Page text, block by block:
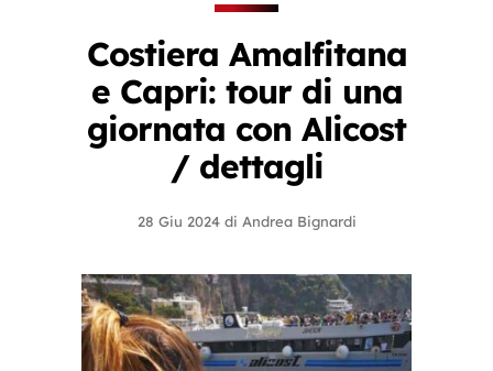
Costiera Amalfitana
e Capri: tour di una
giornata con Alicost
/ dettagli
28 Giu 2024 di Andrea Bignardi